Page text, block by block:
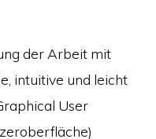
der Arbeit mit
intuitive und leicht
User